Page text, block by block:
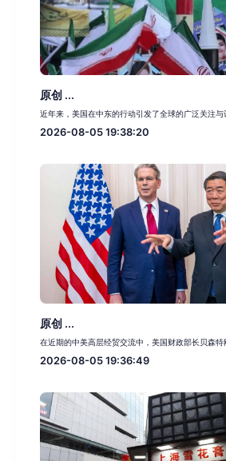
原创 ...
近年来，美国在中东的行动引发了全球的广泛关注
2026-08-05 19:38:20
原创 ...
在近期的中美高层经贸交流中，美国财政部长贝森
2026-08-05 19:36:49